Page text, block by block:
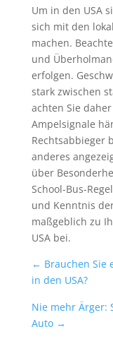
Um in den USA
sich mit den
machen.
und
erfolgen.
stark zwischen
achten Sie
Ampelsignale
Rechtsabbieger
anderes
über
School-Bus-
und Kenntnis
maßgeblich zu
USA bei.
← Brauchen Sie
in den USA?
Nie mehr Ärger:
Auto→